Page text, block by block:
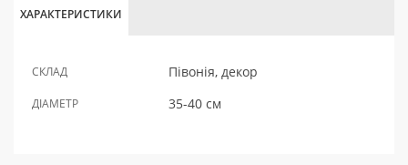
ХАРАКТЕРИСТИКИ
СКЛАД Півонія, декор
ДІАМЕТР 35-40 см